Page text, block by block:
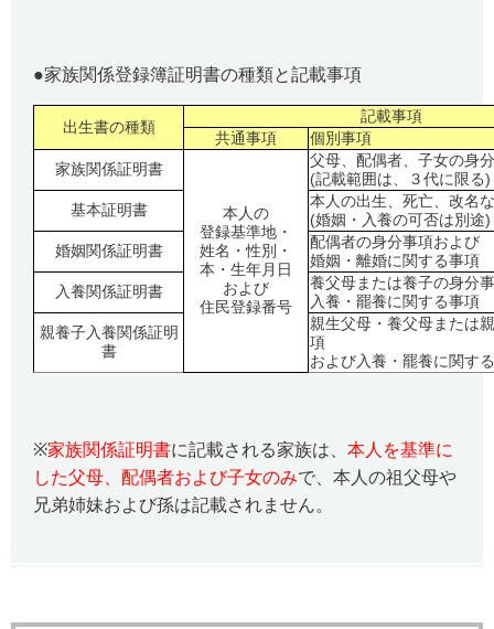
●家族関係登録簿証明書の種類と記載事項
出生書の種類
記載事項
共通事項
個別事項
家族関係証明書
本人の
登録基準地・
姓名・性別・
本・生年月日
および
住民登録番号
父母、配偶者、子女の身
(記載範囲は、３代に限る)
基本証明書
本人の出生、死亡、改名
(婚姻・入養の可否は別途)
婚姻関係証明書
配偶者の身分事項および
婚姻・離婚に関する事項
入養関係証明書
養父母または養子の身分
入養・罷養に関する事項
親養子入養関係証明
書
親生父母・養父母または
項
および入養・罷養に関す
※家族関係証明書に記載される家族は、 本人を基準に
した父母、配偶者および子女のみで、本人の祖父母や
兄弟姉妹および孫は記載されません。